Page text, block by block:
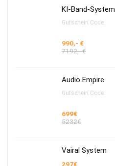
KI-Band-System
Gutschein Code:
990,- €
7192,- €
Audio Empire
Gutschein Code:
699€
5232€
Vairal System
297€